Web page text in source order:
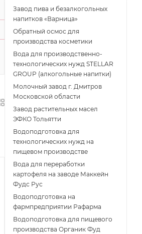
Завод пива и безалкогольных
напитков «Варница»
Обратный осмос для
производства косметики
Вода для производственно-
технологических нужд STELLAR
GROUP (алкогольные напитки)
Молочный завод г. Дмитров
Московской области
Завод растительных масел
ЭФКО Тольятти
Водоподготовка для
технологических нужд на
пищевом производстве
Вода для переработки
картофеля на заводе Маккейн
Фудс Рус
Водоподготовка на
фармпредприятии Рафарма
Водоподготовка для пищевого
производства Органик Фуд